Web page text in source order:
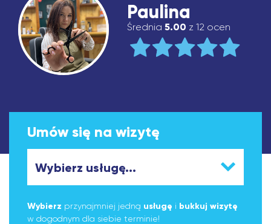
Paulina
Średnia 5.00 z 12 ocen
Umów się na wizytę
Wybierz przynajmniej jedną usługę i bukkuj wizytę
w dogodnym dla siebie terminie!